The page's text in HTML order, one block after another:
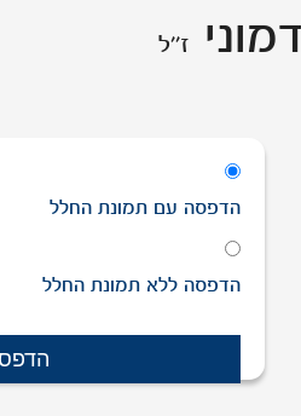
ז''ל
הדפסה עם תמונת החלל
הדפסהללא תמונת החלל